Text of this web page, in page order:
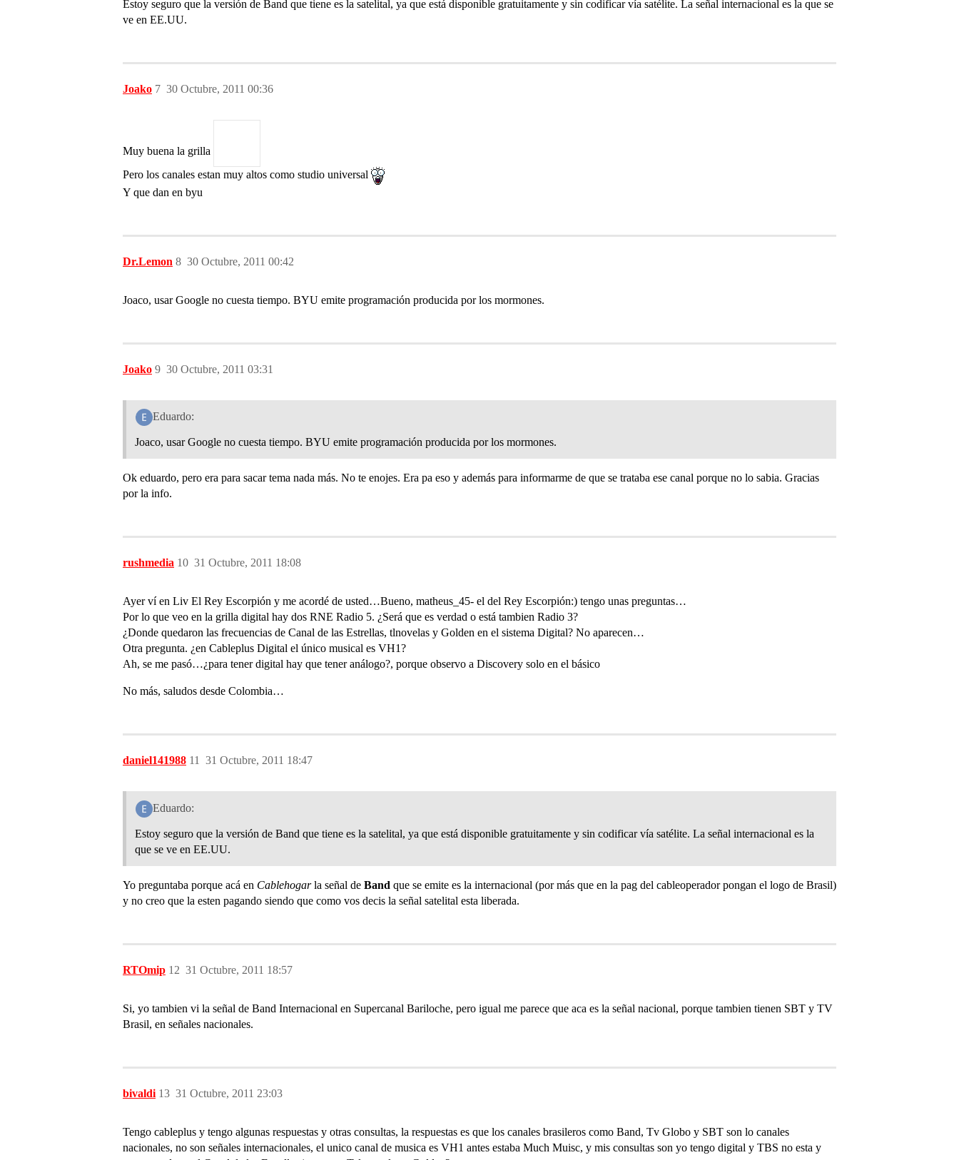
Estoy seguro que la versión de Band que tiene es la satelital, ya que está disponible gratuitamente y sin codificar vía satélite. La señal internacional es la que se
ve en EE.UU.
Joako 30 Octubre, 2011 00:36
7
Muy buena la grilla
Pero los canales estan muy altos como studio universal
Y que dan en byu
Dr.Lemon 30 Octubre, 2011 00:42
8
Joaco, usar Google no cuesta tiempo. BYU emite programación producida por los mormones.
Joako 30 Octubre, 2011 03:31
9
Eduardo:
Joaco, usar Google no cuesta tiempo. BYU emite programación producida por los mormones.
Ok eduardo, pero era para sacar tema nada más. No te enojes. Era pa eso y además para informarme de que se trataba ese canal porque no lo sabia. Gracias
por la info.
rushmedia 31 Octubre, 2011 18:08
10
Ayer ví en Liv El Rey Escorpión y me acordé de usted…Bueno, matheus_45- el del Rey Escorpión:) tengo unas preguntas…
Por lo que veo en la grilla digital hay dos RNE Radio 5. ¿Será que es verdad o está tambien Radio 3?
¿Donde quedaron las frecuencias de Canal de las Estrellas, tlnovelas y Golden en el sistema Digital? No aparecen…
Otra pregunta. ¿en Cableplus Digital el único musical es VH1?
Ah, se me pasó…¿para tener digital hay que tener análogo?, porque observo a Discovery solo en el básico
No más, saludos desde Colombia…
daniel141988 31 Octubre, 2011 18:47
11
Eduardo:
Estoy seguro que la versión de Band que tiene es la satelital, ya que está disponible gratuitamente y sin codificar vía satélite. La señal internacional es la
que se ve en EE.UU.
Yo preguntaba porque acá en Cablehogarla señal de Band que se emite es la internacional (por más que en la pag del cableoperador pongan el logo de Brasil)
y no creo que la esten pagando siendo que como vos decis la señal satelital esta liberada.
RTOmip 31 Octubre, 2011 18:57
12
Si, yo tambien vi la señal de Band Internacional en Supercanal Bariloche, pero igual me parece que aca es la señal nacional, porque tambien tienen SBT y TV
Brasil, en señales nacionales.
bivaldi 31 Octubre, 2011 23:03
13
Tengo cableplus y tengo algunas respuestas y otras consultas, la respuestas es que los canales brasileros como Band, Tv Globo y SBT son lo canales
nacionales, no son señales internacionales, el unico canal de musica es VH1 antes estaba Much Muisc, y mis consultas son yo tengo digital y TBS no esta y